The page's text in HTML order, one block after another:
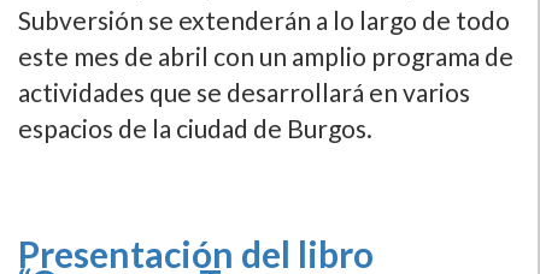
Subversión se extenderán a lo largo de todo
este mes de abril con un amplio programa de
actividades que se desarrollará en varios
espacios de la ciudad de Burgos.
Presentación del libro